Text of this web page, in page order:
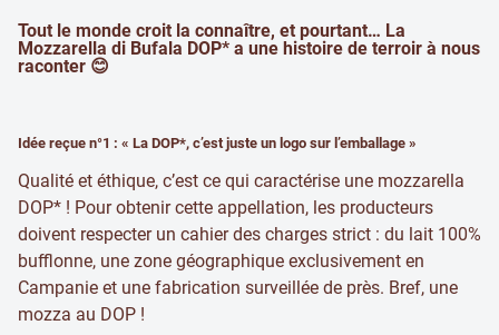
Tout le monde croit la connaître, et pourtant… La
Mozzarella di Bufala DOP* a une histoire de terroir à nous
raconter 😊
Idée reçue n°1 : « La DOP*, c’est juste un logo sur l’emballage »
Qualité et éthique, c’est ce qui caractérise une mozzarella
DOP* ! Pour obtenir cette appellation, les producteurs
doivent respecter un cahier des charges strict : du lait 100%
bufflonne, une zone géographique exclusivement en
Campanie et une fabrication surveillée de près. Bref, une
mozza au DOP !